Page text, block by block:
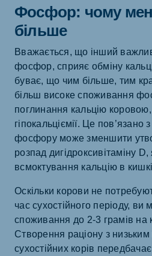
Фосфор: чому
більше
Вважається, що інший
фосфор, сприяє обміну
буває, що чим більше, тим
більш високе споживання
поглинання кальцію
гіпокальціємії. Це
фосфору може зменшити
розпад дигідроксивітаміну
всмоктування кальцію в
Оскільки корови не
час сухостійного періоду,
споживання до 2-3 грамів на
Створення раціону з
сухостійних корів